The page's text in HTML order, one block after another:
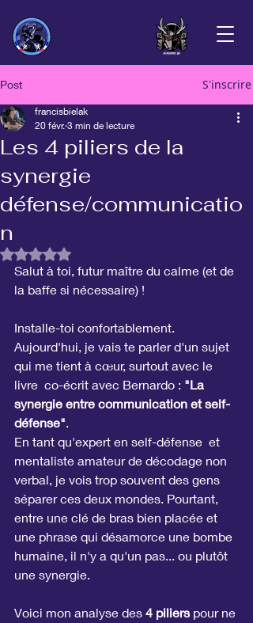
Post S'inscrire
Les 4 piliers de la
synergie
défense/communicatio
n
francisbielak
20 févr. 3 min de lecture
Noté NaN étoiles sur 5.
Salut à toi, futur maître du calme (et de
la baffe si nécessaire) !
Installe-toi confortablement.
Aujourd'hui, je vais te parler d'un sujet
qui me tient à cœur, surtout avec le
livre  co-écrit avec Bernardo : "La
synergie entre communication et self-
défense".
En tant qu'expert en self-défense  et
mentaliste amateur de décodage non
verbal, je vois trop souvent des gens
séparer ces deux mondes. Pourtant,
entre une clé de bras bien placée et
une phrase qui désamorce une bombe
humaine, il n'y a qu'un pas... ou plutôt
une synergie.
Voici mon analyse des 4 piliers pour ne